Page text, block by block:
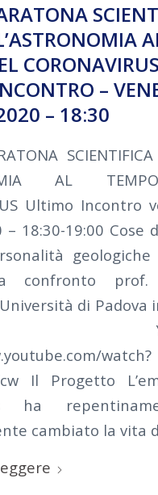
–
– 18:30
SCIENTIFICA
AL
Ultimo Incontro
– 18:30-19:00 Cose
confronto prof.
di Padova
watch?
Il Progetto
ha
cambiato la vita